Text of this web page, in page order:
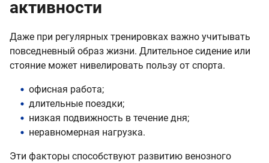
активности
Даже при регулярных тренировках важно учитывать
повседневный образ жизни. Длительное сидение или
стояние может нивелировать пользу от спорта.
офисная работа;
длительные поездки;
низкая подвижность в течение дня;
неравномерная нагрузка.
Эти факторы способствуют развитию венозного